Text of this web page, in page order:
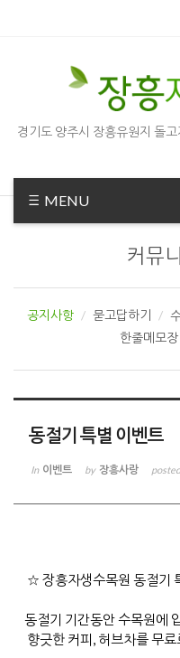
경기도 양주시 장흥유원지 돌
MENU
커뮤
공지사항 묻고답하기
한줄메모장
동절기 특별 이벤트
In 이벤트 by 장흥사랑
☆ 장흥자생수목원 동절기
동절기 기간동안 수목원에
향긋한 커피, 허브차를 무